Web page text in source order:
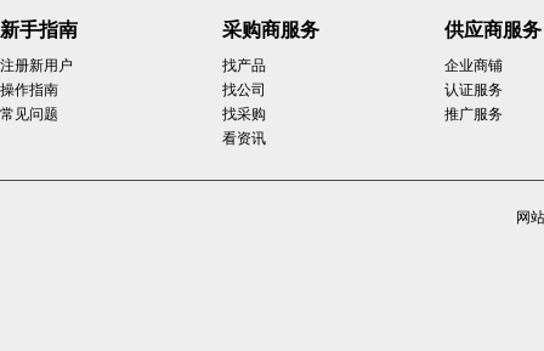
新手指南
注册新用户
操作指南
常见问题
采购商服务
找产品
找公司
找采购
看资讯
供应商服务
企业商铺
认证服务
推广服务
网